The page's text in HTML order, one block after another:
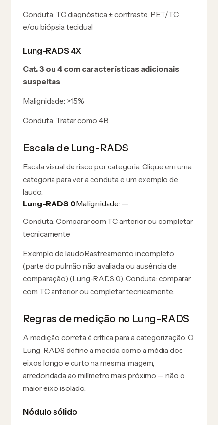
Conduta: TC diagnóstica ± contraste, PET/TC
e/ou biópsia tecidual
Lung-RADS 4X
Cat. 3 ou 4 com características adicionais
suspeitas
Malignidade: >15%
Conduta: Tratar como 4B
Escala de Lung-RADS
Escala visual de risco por categoria. Clique em uma
categoria para ver a conduta e um exemplo de
laudo.
Lung-RADS 0Malignidade: —
Conduta: Comparar com TC anterior ou completar
tecnicamente
Exemplo de laudoRastreamento incompleto
(parte do pulmão não avaliada ou ausência de
comparação) (Lung-RADS 0). Conduta: comparar
com TC anterior ou completar tecnicamente.
Regras de medição no Lung-RADS
A medição correta é crítica para a categorização. O
Lung-RADS define a medida como a média dos
eixos longo e curto na mesma imagem,
arredondada ao milímetro mais próximo — não o
maior eixo isolado.
Nódulo sólido